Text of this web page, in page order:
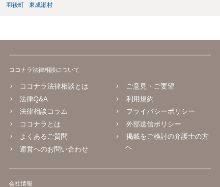
羽後町
東成瀬村
ココナラ法律相談について
ココナラ法律相談とは
法律Q&A
法律相談コラム
ココナラとは
よくあるご質問
運営へのお問い合わせ
ご意見・ご要望
利用規約
プライバシーポリシー
外部送信ポリシー
掲載をご検討の弁護士の方
へ
会社情報